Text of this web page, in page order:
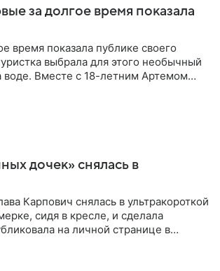
за долгое время показала
время показала публике своего
выбрала для этого необычный
Вместе с 18-летним Артемом
дочек» снялась в
Карпович снялась в ультракороткой
сидя в кресле, и сделала
на личной странице в